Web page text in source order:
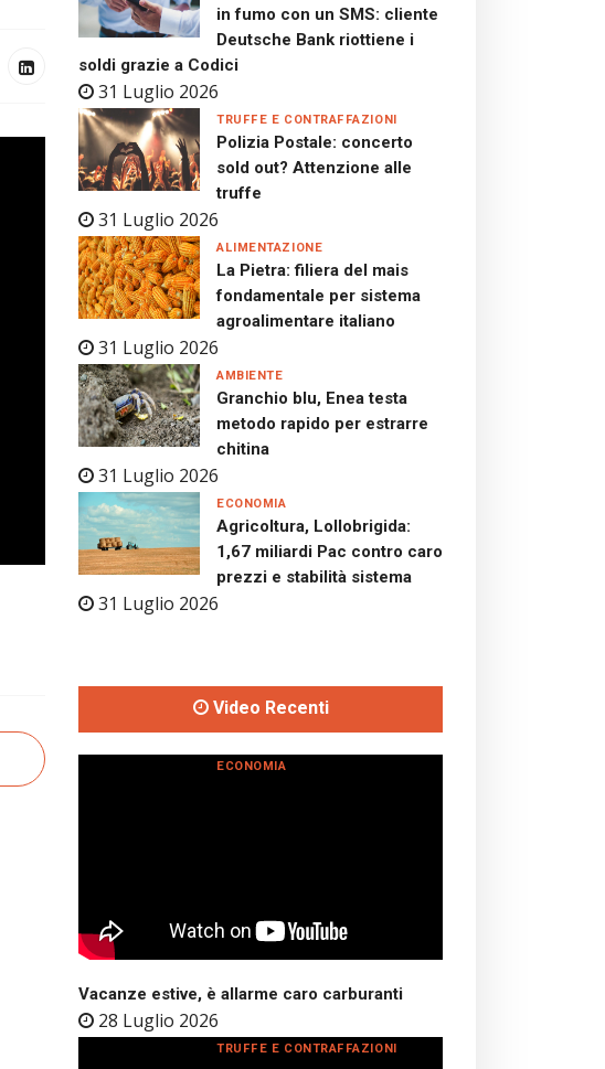
in fumo con un SMS: cliente
Deutsche Bank riottiene i
soldi grazie a Codici
31 Luglio 2026
Polizia Postale: concerto
sold out? Attenzione alle
truffe
31 Luglio 2026
TRUFFE E CONTRAFFAZIONI
La Pietra: filiera del mais
fondamentale per sistema
agroalimentare italiano
31 Luglio 2026
ALIMENTAZIONE
Granchio blu, Enea testa
metodo rapido per estrarre
chitina
31 Luglio 2026
AMBIENTE
Agricoltura, Lollobrigida:
1,67 miliardi Pac contro caro
prezzi e stabilità sistema
31 Luglio 2026
ECONOMIA
Video Recenti
Vacanze estive, è allarme caro carburanti
28 Luglio 2026
ECONOMIA
TRUFFE E CONTRAFFAZIONI